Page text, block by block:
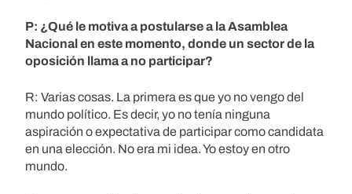
P: ¿Qué le motiva a postularse a la Asamblea
Nacional en este momento, donde un sector de la
oposición llama a no participar?
R: Varias cosas. La primera es que yo no vengo del
mundo político. Es decir, yo no tenía ninguna
aspiración o expectativa de participar como candidata
en una elección. No era mi idea. Yo estoy en otro
mundo.